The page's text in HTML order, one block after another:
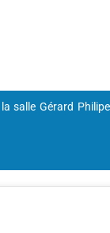
Gérard